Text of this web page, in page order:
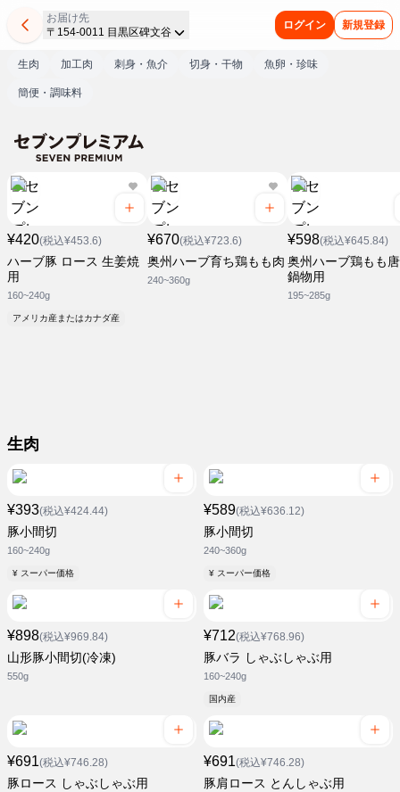
お届け先
〒154-0011 目黒区碑文谷
ログイン 新規登録
生肉 加工肉 刺身・魚介 切身・干物 魚卵・珍味
簡便・調味料
¥420(税込¥453.6)
ハーブ豚 ロース 生姜焼
用
160~240g
アメリカ産またはカナダ産
¥670(税込¥723.6)
奥州ハーブ育ち鶏もも肉
240~360g
¥598(税込¥645.84)
奥州ハーブ鶏もも
鍋物用
195~285g
生肉
¥393(税込¥424.44)
豚小間切
160~240g
¥ スーパー価格
¥589(税込¥636.12)
豚小間切
240~360g
¥ スーパー価格
¥898(税込¥969.84)
山形豚小間切(冷凍)
550g
¥712(税込¥768.96)
豚バラ しゃぶしゃぶ用
160~240g
国内産
¥691(税込¥746.28)
豚ロース しゃぶしゃぶ用
¥691(税込¥746.28)
豚肩ロース とんしゃぶ用